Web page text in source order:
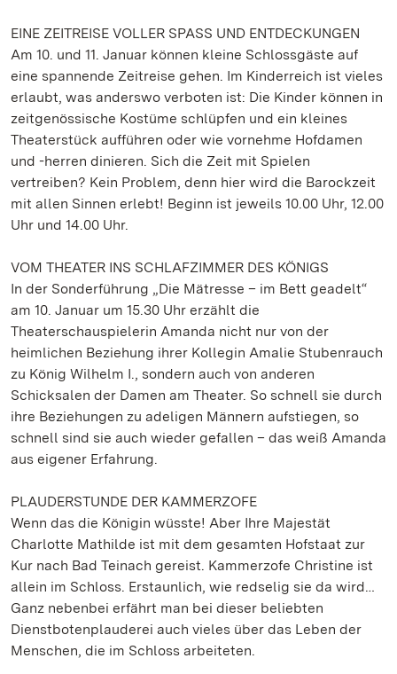
EINE ZEITREISE VOLLER SPASS UND ENTDECKUNGEN
Am 10. und 11. Januar können kleine Schlossgäste auf
eine spannende Zeitreise gehen. Im Kinderreich ist vieles
erlaubt, was anderswo verboten ist: Die Kinder können in
zeitgenössische Kostüme schlüpfen und ein kleines
Theaterstück aufführen oder wie vornehme Hofdamen
und -herren dinieren. Sich die Zeit mit Spielen
vertreiben? Kein Problem, denn hier wird die Barockzeit
mit allen Sinnen erlebt! Beginn ist jeweils 10.00 Uhr, 12.00
Uhr und 14.00 Uhr.
VOM THEATER INS SCHLAFZIMMER DES KÖNIGS
In der Sonderführung „Die Mätresse – im Bett geadelt“
am 10. Januar um 15.30 Uhr erzählt die
Theaterschauspielerin Amanda nicht nur von der
heimlichen Beziehung ihrer Kollegin Amalie Stubenrauch
zu König Wilhelm I., sondern auch von anderen
Schicksalen der Damen am Theater. So schnell sie durch
ihre Beziehungen zu adeligen Männern aufstiegen, so
schnell sind sie auch wieder gefallen – das weiß Amanda
aus eigener Erfahrung.
PLAUDERSTUNDE DER KAMMERZOFE
Wenn das die Königin wüsste! Aber Ihre Majestät
Charlotte Mathilde ist mit dem gesamten Hofstaat zur
Kur nach Bad Teinach gereist. Kammerzofe Christine ist
allein im Schloss. Erstaunlich, wie redselig sie da wird…
Ganz nebenbei erfährt man bei dieser beliebten
Dienstbotenplauderei auch vieles über das Leben der
Menschen, die im Schloss arbeiteten.